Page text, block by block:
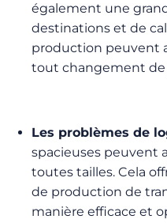
également une
destinations et de
production peuvent
tout changement de
Les problèmes de
spacieuses peuvent
toutes tailles. Cela
de production de
manière efficace et